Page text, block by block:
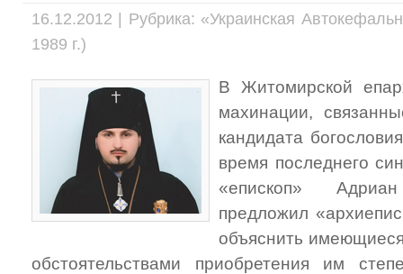
16.12.2012 | Рубрика: «Украинская
1989 г.)
В Житомирской
махинации,
кандидата
время последнего
«епископ»
предложил
объяснить
обстоятельствами приобретения им